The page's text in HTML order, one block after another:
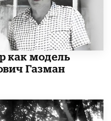
как модель
Газман